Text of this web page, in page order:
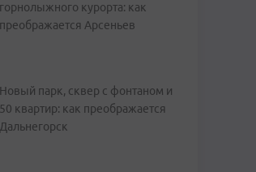
горнолыжного курорта: как
преображается Арсеньев
Новый парк, сквер с фонтаном и
50 квартир: как преображается
Дальнегорск